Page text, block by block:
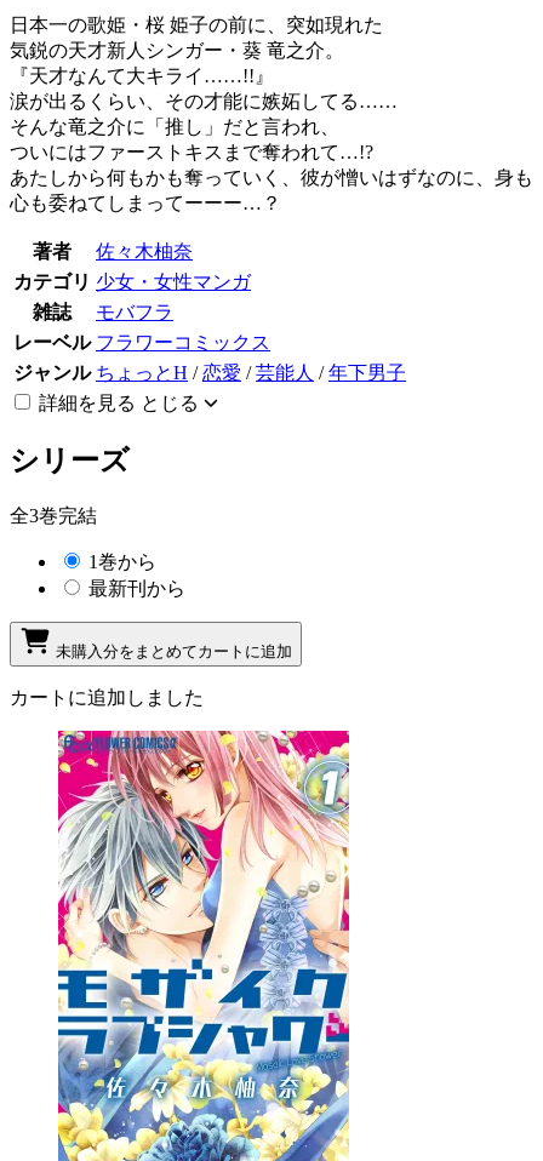
日本一の歌姫・桜 姫子の前に、突如現れた
気鋭の天才新人シンガー・葵 竜之介。
『天才なんて大キライ……!!』
涙が出るくらい、その才能に嫉妬してる……
そんな竜之介に「推し」だと言われ、
ついにはファーストキスまで奪われて…!?
あたしから何もかも奪っていく、彼が憎いはずなのに、身も
心も委ねてしまってーーー…？
著者
佐々木柚奈
カテゴリ 少女・女性マンガ
雑誌
モバフラ
レーベル フラワーコミックス
ジャンル ちょっとH /恋愛 /芸能人 /年下男子
詳細を見る とじる
シリーズ
全3巻完結
1巻から
最新刊から
未購入分をまとめてカートに追加
カートに追加しました